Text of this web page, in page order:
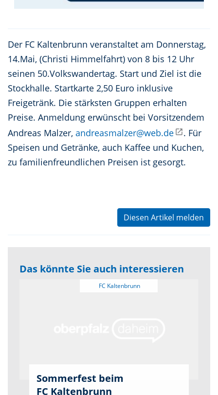
Der FC Kaltenbrunn veranstaltet am Donnerstag,
14.Mai, (Christi Himmelfahrt) von 8 bis 12 Uhr
seinen 50.Volkswandertag. Start und Ziel ist die
Stockhalle. Startkarte 2,50 Euro inklusive
Freigetränk. Die stärksten Gruppen erhalten
Preise. Anmeldung erwünscht bei Vorsitzendem
Andreas Malzer, andreasmalzer@web.de
. Für
Speisen und Getränke, auch Kaffee und Kuchen,
zu familienfreundlichen Preisen ist gesorgt.
Diesen Artikel melden
Das könnte Sie auch interessieren
Sommerfest beim
FC Kaltenbrunn